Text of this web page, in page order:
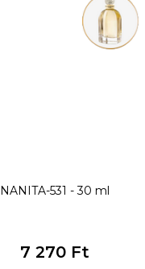
NANITA-531 - 30 ml
7 270 Ft